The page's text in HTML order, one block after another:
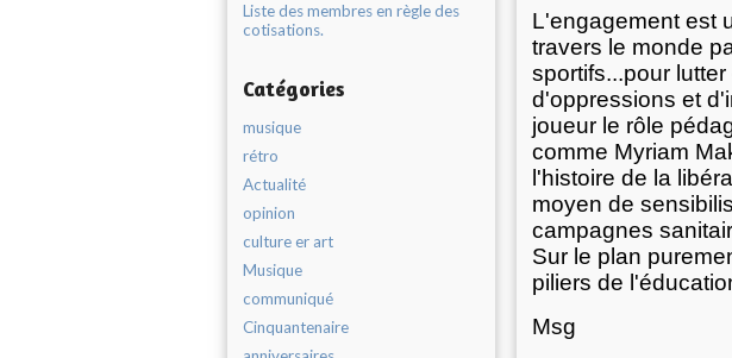
Liste des membres en règle des
cotisations.
Catégories
musique
rétro
Actualité
opinion
culture er art
Musique
communiqué
Cinquantenaire
L'engagement est
travers le monde
sportifs...pour
d'oppressions et
joueur le rôle
comme Myriam
l'histoire de la
moyen de
campagnes
Sur le plan
piliers de
Msg